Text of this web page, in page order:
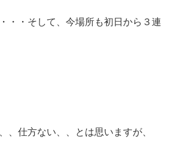
・・そして、今場所も初日から３連
、仕方ない、、とは思いますが、